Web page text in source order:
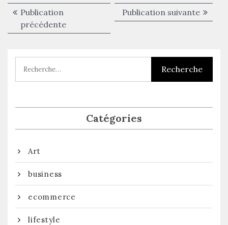
Navigation
de
Publication
précédentePublication
précédente :
Publication suivante
Catégories
Art
business
ecommerce
lifestyle